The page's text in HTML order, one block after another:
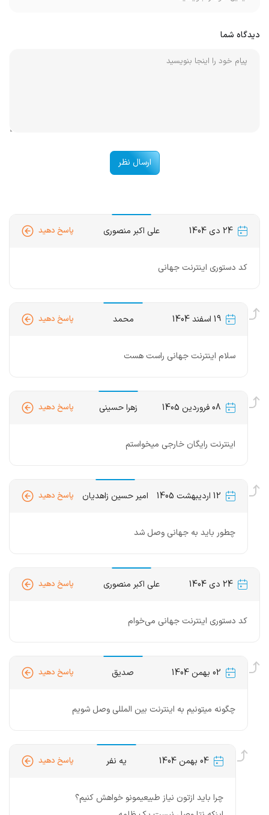
دیدگاه شما
ارسال نظر
24 دی 1404 علی اکبر منصوری پاسخ دهید
کد دستوری اینترنت جهانی
19 اسفند 1404 محمد پاسخ دهید
سلام اینترنت جهانی راست هست
08 فروردین 1405 زهرا حسینی پاسخ دهید
اینترنت رایگان خارجی میخواستم
12 اردیبهشت 1405 امیر حسین زاهدیان پاسخ دهید
چطور باید به جهانی وصل شد
24 دی 1404 علی اکبر منصوری پاسخ دهید
کد دستوری اینترنت جهانی می‌خوام
02 بهمن 1404 صدیق پاسخ دهید
چگونه میتونیم به اینترنت بین المللی وصل شویم
04 بهمن 1404 یه نفر پاسخ دهید
چرا باید ازتون نیاز طبیعیمونو خواهش کنیم؟